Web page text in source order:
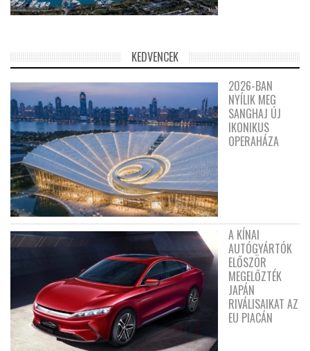
KEDVENCEK
2026-BAN
NYÍLIK MEG
SANGHAJ ÚJ
IKONIKUS
OPERAHÁZA
A KÍNAI
AUTÓGYÁRTÓK
ELŐSZÖR
MEGELŐZTÉK
JAPÁN
RIVÁLISAIKAT AZ
EU PIACÁN